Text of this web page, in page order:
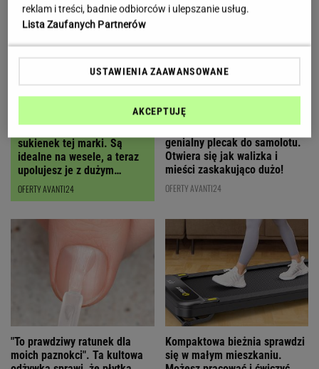
sukienek tej marki. Są
idealne na wesele, a teraz
upolujesz je z dużym
RABATEM
OFERTY AVANTI24
Polska marka stworzyła
genialny plecak do samolotu.
Otwiera się jak walizka i
mieści zaskakująco dużo!
OFERTY AVANTI24
"To prawdziwy ratunek dla
moich paznokci". Ta kultowa
Kompaktowa bieżnia sprawdzi
się w małym mieszkaniu.
reklam i treści, badnie odbiorców i ulepszanie usług.
Lista Zaufanych Partnerów
USTAWIENIA ZAAWANSOWANE
AKCEPTUJĘ